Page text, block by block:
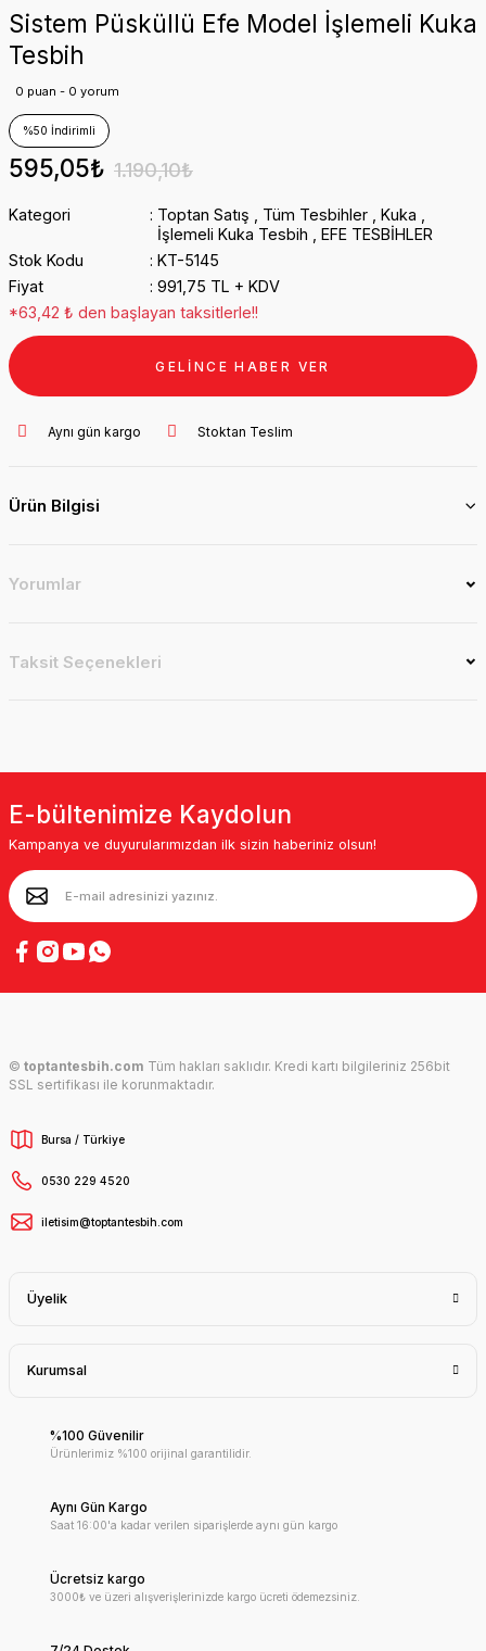
Sistem Püsküllü Efe Model İşlemeli Kuka
Tesbih
0 puan - 0 yorum
%50 İndirimli
595,05₺ 1.190,10₺
Kategori Toptan Satış Tüm Tesbihler Kuka
İşlemeli Kuka Tesbih
EFE TESBİHLER
Stok Kodu
KT-5145
Fiyat
991,75 TL + KDV
*63,42 ₺ den başlayan taksitlerle!!
GELİNCE HABER VER
Aynı gün kargo Stoktan Teslim
Ürün Bilgisi
Yorumlar
Taksit Seçenekleri
E-bültenimize Kaydolun
Kampanya ve duyurularımızdan ilk sizin haberiniz olsun!
© toptantesbih.com Tüm hakları saklıdır. Kredi kartı bilgileriniz 256bit
SSL sertifikası ile korunmaktadır.
Bursa / Türkiye
0530 229 4520
iletisim@toptantesbih.com
Üyelik
Kurumsal
%100 Güvenilir
Ürünlerimiz %100 orijinal garantilidir.
Aynı Gün Kargo
Saat 16:00'a kadar verilen siparişlerde aynı gün kargo
Ücretsiz kargo
3000₺ ve üzeri alışverişlerinizde kargo ücreti ödemezsiniz.